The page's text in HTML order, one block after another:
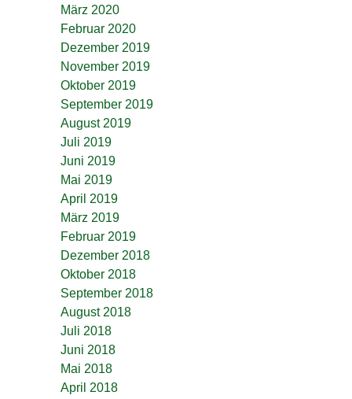
März 2020
Februar 2020
Dezember 2019
November 2019
Oktober 2019
September 2019
August 2019
Juli 2019
Juni 2019
Mai 2019
April 2019
März 2019
Februar 2019
Dezember 2018
Oktober 2018
September 2018
August 2018
Juli 2018
Juni 2018
Mai 2018
April 2018